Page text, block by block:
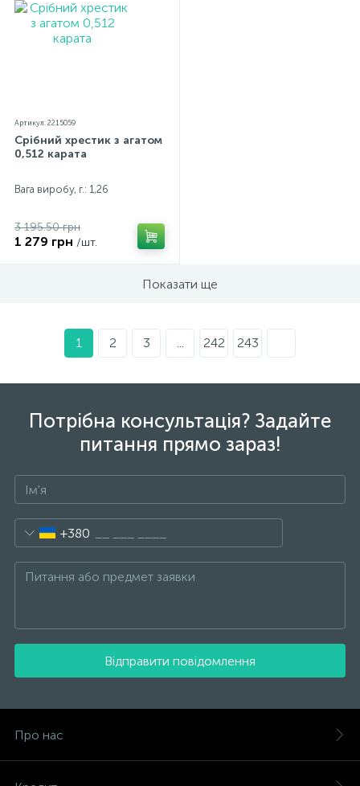
Артикул: 2215059
Срібний хрестик з агатом
0,512 карата
Вага виробу, г.: 1,26
3 195.50 грн
1 279 грн /шт.
Показати ще
1 2 3 ... 242 243
Потрібна консультація? Задайте
питання прямо зараз!
+380
Відправити повідомлення
Про нас